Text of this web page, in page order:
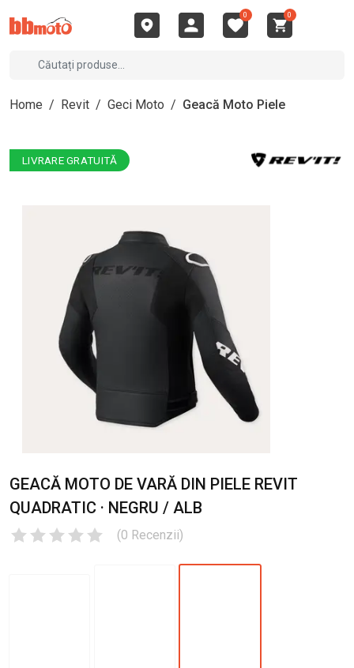
0 0
Home / Revit / Geci Moto / Geacă Moto Piele
LIVRARE GRATUITĂ
GEACĂ MOTO DE VARĂ DIN PIELE REVIT
QUADRATIC · NEGRU / ALB
(0 Recenzii)